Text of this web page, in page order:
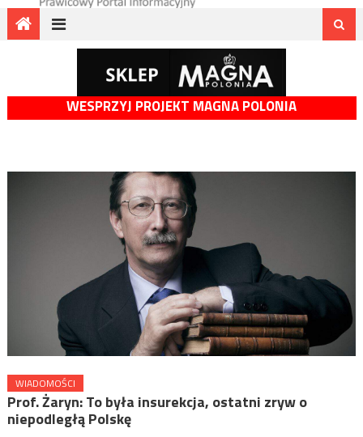
WESPRZYJ PROJEKT MAGNA POLONIA
WIADOMOŚCI
Prof. Żaryn: To była insurekcja, ostatni zryw o
niepodległą Polskę